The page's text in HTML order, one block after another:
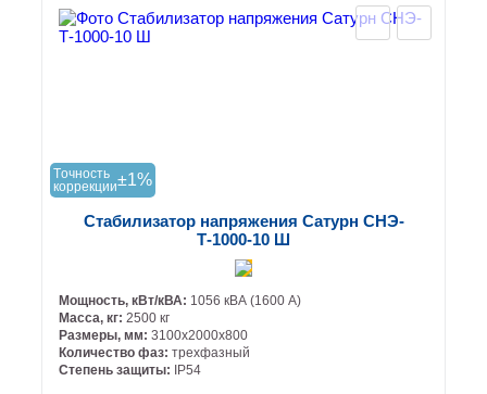
Tочность
коррекции±1%
Стабилизатор напряжения Сатурн СНЭ-
Т-1000-10 Ш
Мощность, кВт/кВА: 1056 кВА (1600 А)
Масса, кг: 2500 кг
Размеры, мм: 3100х2000х800
Количество фаз: трехфазный
Степень защиты: IP54